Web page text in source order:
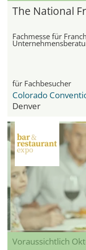
The National
Fachmesse für
für Fachbesucher
Colorado
Denver
Voraussichtlich